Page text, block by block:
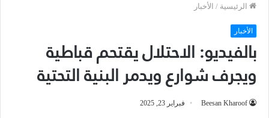
الرئيسية / الأخبار
الأخبار
بالفيديو: الاحتلال يقتحم قباطية
ويجرف شوارع ويدمر البنية التحتية
Beesan Kharoof فبراير 23, 2025